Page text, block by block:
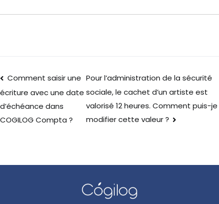
Comment saisir une
écriture avec une date
d’échéance dans
COGILOG Compta ?
Pour l’administration de la sécurité
sociale, le cachet d’un artiste est
valorisé 12 heures. Comment puis-je
modifier cette valeur ?